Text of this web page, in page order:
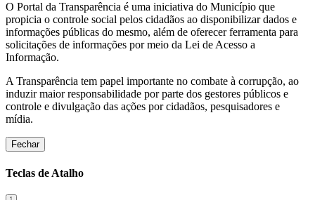
O Portal da Transparência é uma iniciativa do Município que
propicia o controle social pelos cidadãos ao disponibilizar dados e
informações públicas do mesmo, além de oferecer ferramenta para
solicitações de informações por meio da Lei de Acesso a
Informação.
A Transparência tem papel importante no combate à corrupção, ao
induzir maior responsabilidade por parte dos gestores públicos e
controle e divulgação das ações por cidadãos, pesquisadores e
mídia.
Fechar
Teclas de Atalho